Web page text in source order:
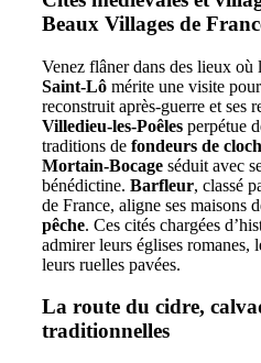
Beaux Villages de
Venez flâner dans des lieux où
Saint-Lô mérite une visite
reconstruit après-guerre et ses
Villedieu-les-Poêles perpétue
traditions de fondeurs de
Mortain-Bocage séduit avec
bénédictine. Barfleur, classé
de France, aligne ses maisons
pêche. Ces cités chargées
admirer leurs églises romanes,
leurs ruelles pavées.
La route du cidre,
traditionnelles